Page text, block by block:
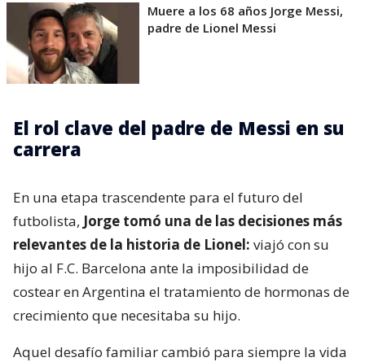
Muere a los 68 años Jorge Messi,
padre de Lionel Messi
El rol clave del padre de Messi en su
carrera
En una etapa trascendente para el futuro del
futbolista, Jorge tomó una de las decisiones más
relevantes de la historia de Lionel: viajó con su
hijo al F.C. Barcelona ante la imposibilidad de
costear en Argentina el tratamiento de hormonas de
crecimiento que necesitaba su hijo.
Aquel desafío familiar cambió para siempre la vida